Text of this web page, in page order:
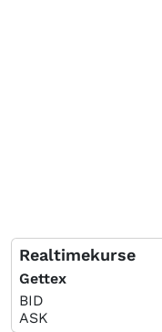
Realtimekurse
Gettex
BID
ASK